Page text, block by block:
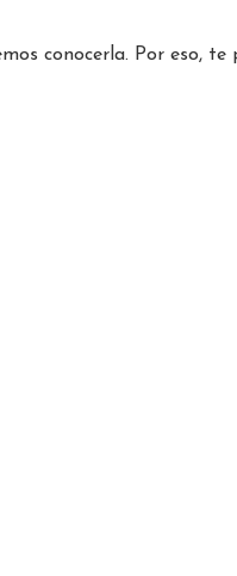
conocerla. Por eso,